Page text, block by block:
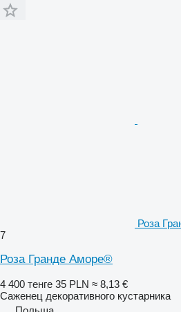
Роза
7
Роза Гранде Аморе®
4 400 тенге 35 PLN ≈ 8,13 €
Саженец декоративного кустарника